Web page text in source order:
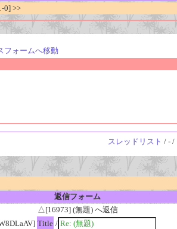
0] >>
フォームへ移動
スレッドリスト / - /
返信フォーム
△[16973] (無題) へ返信
Title /